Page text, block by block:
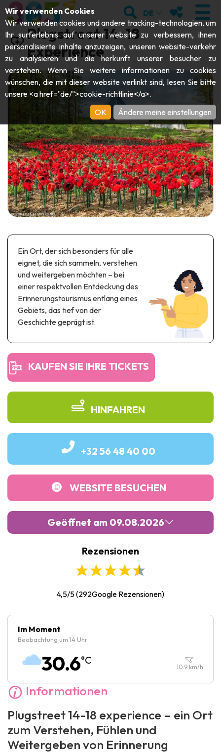
BESUCHEN
Abteien & Religiöse Monumente
Kunst
Handwerk & Know-how
Schlösser, Zitadellen & Belfriede
Folklore & Lokale Geschichte
Geschichte
Automobil- & Eisenbahnerbe
Industrie- & Technikerbe
Regionalprodukte
UNESCO erbe
ENTDECKEN
Garten, Parks & Naturstätten
Aquarien, Tierparks & Zoos
SICH BEWEGEN
Touristen-& Kreuzfahrt-Schiffe
Draisinen & Touristenzüge
Kajaks
Abenteuerparks
Unterhaltungs-& Aqua-Parks
VERANSTALTUNGEN
DIE BESTEN AKTIVITÄTEN FÜR
DIESEN SOMMER
GUIDE DOWNLOADEN
SUCHEN
DE MEINE
Plugstreet 14-18
Experience
Ein Ort, der sich besonders für alle
eignet, die sich sammeln, verstehen
und weitergeben möchten – bei
einer respektvollen Entdeckung des
Erinnerungstourismus entlang eines
Gebiets, das tief von der
Geschichte geprägt ist.
KAUFEN SIE IHRE TICKETS
HINFAHREN
+32 56 48 40 00
WEBSITE BESUCHEN
Geöffnet am 09.08.2026
Geschlossen
10:00-17:00
Freitag :10:00
Samstag :
Sonntag :10:00- 17:00
Rezensionen
4,5/5(292Google Rezensionen)
Im Moment
Beobachtung um 14 Uhr
30.6°C
10.9 km/h
Informationen
Plugstreet 14-18 experience – ein Ort
zum Verstehen, Fühlen und
Weitergeben von Erinnerung
Wir verwenden Cookies
Wir verwenden cookies und andere tracking-technologien, um
Ihr surferlebnis auf unserer website zu verbessern, ihnen
personalisierte inhalte anzuzeigen, unseren website-verkehr
zu analysieren und die herkunft unserer besucher zu
verstehen. Wenn Sie weitere informationen zu cookies
wünschen, die mit dieser website verlinkt sind, lesen Sie bitte
unsere <a href="de/">cookie-richtlinie</a>.
OK
Ändere meine einstellungen